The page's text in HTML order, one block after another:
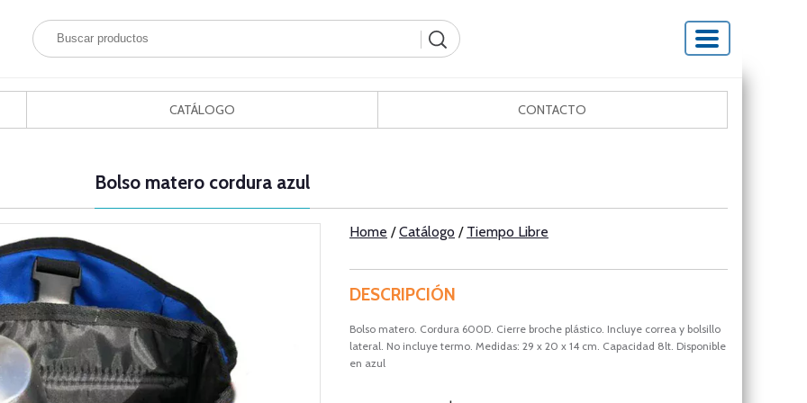
CATÁLOGO CONTACTO
Bolso matero cordura azul
Home /Catálogo / Tiempo Libre
DESCRIPCIÓN
Bolso matero. Cordura 600D. Cierre broche plástico. Incluye correa y bolsillo
lateral. No incluye termo. Medidas: 29 x 20 x 14 cm. Capacidad 8lt. Disponible
en azul